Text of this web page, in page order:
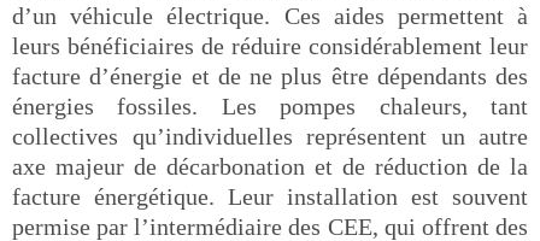
d’un véhicule électrique. Ces aides permettent à
leurs bénéficiaires de réduire considérablement leur
facture d’énergie et de ne plus être dépendants des
énergies fossiles. Les pompes chaleurs, tant
collectives qu’individuelles représentent un autre
axe majeur de décarbonation et de réduction de la
facture énergétique. Leur installation est souvent
permise par l’intermédiaire des CEE, qui offrent des